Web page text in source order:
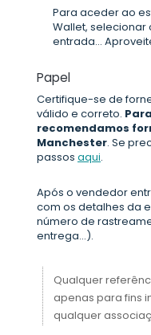
Para aceder ao
Wallet,
entrada...
Papel
Certifique-se de
válido e correto.
recomendamos
Manchester. Se
passos aqui.
Após o vendedor
com os detalhes da
número de
entrega...).
Qualquer
apenas para fins
qualquer